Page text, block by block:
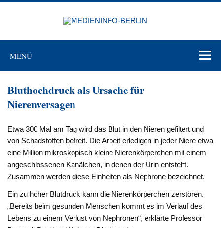
Zum
MENÜ
Bluthochdruck als Ursache für
Nierenversagen
Etwa 300 Mal am Tag wird das Blut in den Nieren gefiltert und
von Schadstoffen befreit. Die Arbeit erledigen in jeder Niere etwa
eine Million mikroskopisch kleine Nierenkörperchen mit einem
angeschlossenen Kanälchen, in denen der Urin entsteht.
Zusammen werden diese Einheiten als Nephrone bezeichnet.
Ein zu hoher Blutdruck kann die Nierenkörperchen zerstören.
„Bereits beim gesunden Menschen kommt es im Verlauf des
Lebens zu einem Verlust von Nephronen“, erklärte Professor